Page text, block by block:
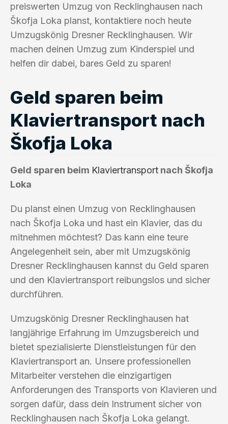
preiswerten Umzug von Recklinghausen nach
Škofja Loka planst, kontaktiere noch heute
Umzugskönig Dresner Recklinghausen. Wir
machen deinen Umzug zum Kinderspiel und
helfen dir dabei, bares Geld zu sparen!
Geld sparen beim
Klaviertransport nach
Škofja Loka
Geld sparen beim Klaviertransport nach Škofja
Loka
Du planst einen Umzug von Recklinghausen
nach Škofja Loka und hast ein Klavier, das du
mitnehmen möchtest? Das kann eine teure
Angelegenheit sein, aber mit Umzugskönig
Dresner Recklinghausen kannst du Geld sparen
und den Klaviertransport reibungslos und sicher
durchführen.
Umzugskönig Dresner Recklinghausen hat
langjährige Erfahrung im Umzugsbereich und
bietet spezialisierte Dienstleistungen für den
Klaviertransport an. Unsere professionellen
Mitarbeiter verstehen die einzigartigen
Anforderungen des Transports von Klavieren und
sorgen dafür, dass dein Instrument sicher von
Recklinghausen nach Škofja Loka gelangt.